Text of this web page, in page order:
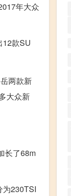
年大众
12款SU
两款新
大众新
长了68m
为230TSI